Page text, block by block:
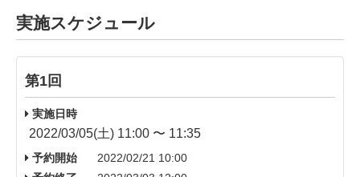
実施スケジュール
第1回
実施日時
2022/03/05(土) 11:00 〜 11:35
予約開始
2022/02/21 10:00